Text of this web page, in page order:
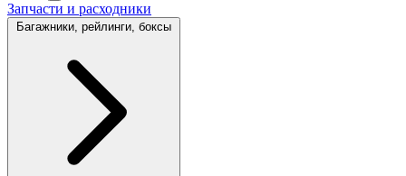
Запчасти и расходники
Багажники, рейлинги, боксы